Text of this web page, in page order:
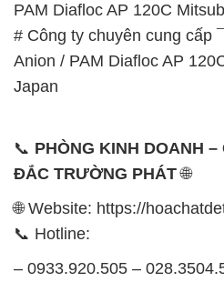
PAM Diafloc AP 120C
# Công ty chuyên cung cấp
Anion / PAM Diafloc AP
Japan
📞 PHÒNG KINH DOANH
ĐẮC TRƯỜNG PHÁT🌐
🌐 Website: https://
📞 Hotline:
– 0933.920.505 –